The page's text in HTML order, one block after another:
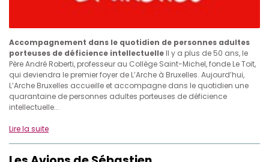
Accompagnement dans le quotidien de personnes adultes
porteuses de déficience intellectuelle Il y a plus de 50 ans, le
Père André Roberti, professeur au Collège Saint-Michel, fonde Le Toit,
qui deviendra le premier foyer de L’Arche à Bruxelles. Aujourd’hui,
L’Arche Bruxelles accueille et accompagne dans le quotidien une
quarantaine de personnes adultes porteuses de déficience
intellectuelle...
Lire la suite